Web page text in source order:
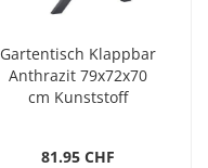
Gartentisch Klappbar
Anthrazit 79x72x70
cm Kunststoff
81.95 CHF